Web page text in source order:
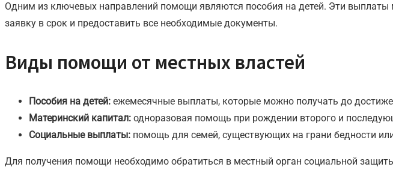
Одним из ключевых направлений помощи являются пособия на детей. Эти выплаты
заявку в срок и предоставить все необходимые документы.
Виды помощи от местных властей
Пособия на детей: ежемесячные выплаты, которые можно получать до
Материнский капитал: одноразовая помощь при рождении второго и
Социальные выплаты: помощь для семей, существующих на грани бедности
Для получения помощи необходимо обратиться в местный орган социальной